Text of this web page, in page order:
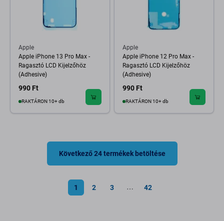
Apple
Apple iPhone 13 Pro Max -
Ragasztó LCD Kijelzőhöz
(Adhesive)
990 Ft
RAKTÁRON 10+ db
Apple
Apple iPhone 12 Pro Max -
Ragasztó LCD Kijelzőhöz
(Adhesive)
990 Ft
RAKTÁRON 10+ db
Következő 24 termékek betöltése
1 2 3 ⋯ 42